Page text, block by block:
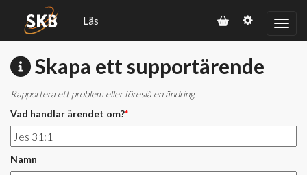
Läs
Skapa ett supportärende
Rapportera ett problem eller föreslå en ändring
Vad handlar ärendet om?*
Namn